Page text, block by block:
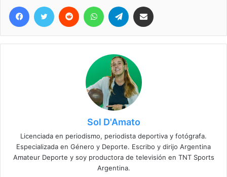
Facebook
Twitter Reddit WhatsAppTelegram
Sol D'Amato
Licenciada en periodismo, periodista deportiva y fotógrafa.
Especializada en Género y Deporte. Escribo y dirijo Argentina
Amateur Deporte y soy productora de televisión en TNT Sports
Argentina.